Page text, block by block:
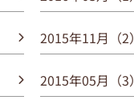
2015年11月（2）
2015年05月（3）